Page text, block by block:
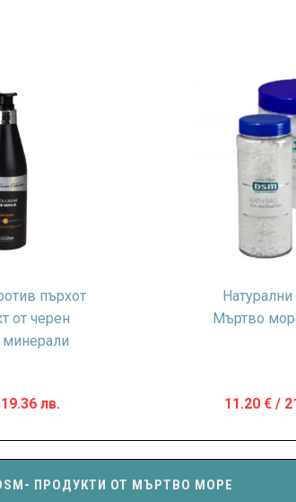
пърхот
от черен
лв.
Натурални
Мъртво
11.20€ /
ПРОДУКТИ ОТ МЪРТВО МОРЕ